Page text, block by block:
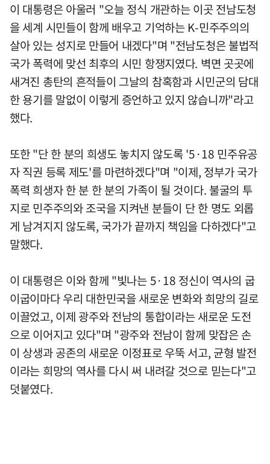
이 대통령은 아울러 "오늘 정식 개관하는 이곳 전남도청
을 세계 시민들이 함께 배우고 기억하는 K-민주주의의
살아 있는 성지로 만들어 내겠다"며 "전남도청은 불법적
국가 폭력에 맞선 최후의 시민 항쟁지였다. 벽면 곳곳에
새겨진 총탄의 흔적들이 그날의 참혹함과 시민군의 담대
한 용기를 말없이 이렇게 증언하고 있지 않습니까"라고
했다.
또한 "단 한 분의 희생도 놓치지 않도록 '5·18 민주유공
자 직권 등록 제도'를 마련하겠다"며 "이제, 정부가 국가
폭력 희생자 한 분 한 분의 가족이 될 것이다. 불굴의 투
지로 민주주의와 조국을 지켜낸 분들이 단 한 명도 외롭
게 남겨지지 않도록, 국가가 끝까지 책임을 다하겠다"고
말했다.
이 대통령은 이와 함께 "빛나는 5·18 정신이 역사의 굽
이굽이마다 우리 대한민국을 새로운 변화와 희망의 길로
이끌었고, 이제 광주와 전남의 통합이라는 새로운 도전
으로 이어지고 있다"며 "광주와 전남이 함께 맞잡은 손
이 상생과 공존의 새로운 이정표로 우뚝 서고, 균형 발전
이라는 희망의 역사를 다시 써 내려갈 것으로 믿는다"고
덧붙였다.